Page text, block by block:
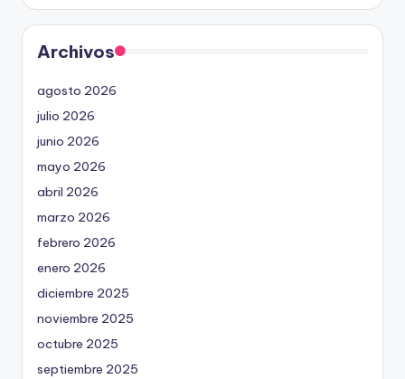
Archivos
agosto 2026
julio 2026
junio 2026
mayo 2026
abril 2026
marzo 2026
febrero 2026
enero 2026
diciembre 2025
noviembre 2025
octubre 2025
septiembre 2025